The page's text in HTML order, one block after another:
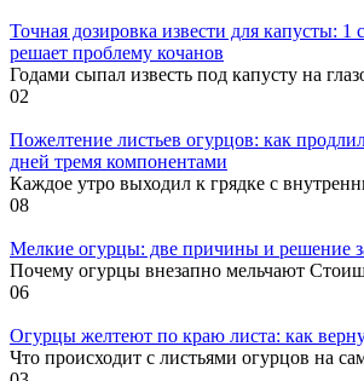
Точная дозировка извести для капусты: 1
решает проблему кочанов
Годами сыпал известь под капусту на
02
Пожелтение листьев огурцов: как
дней тремя компонентами
Каждое утро выходил к грядке с
08
Мелкие огурцы: две причины и решение
Почему огурцы внезапно мельчают
06
Огурцы желтеют по краю листа: как
Что происходит с листьями огурцов на